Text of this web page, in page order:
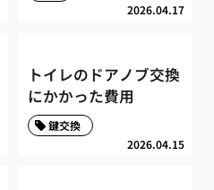
2026.04.17
トイレのドアノブ交換
にかかった費用
2026.04.15
鍵交換